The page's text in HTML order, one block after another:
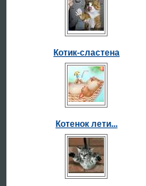
Котик-сластена
Котенок лети...